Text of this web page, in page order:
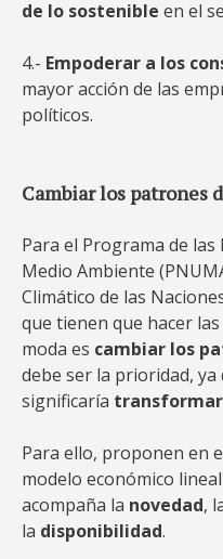
de lo sostenible en el
4.- Empoderar a los
mayor acción de las
políticos.
Cambiar los patrones
Para el Programa de
Medio Ambiente
Climático de las
que tienen que hacer
moda es cambiar los
debe ser la prioridad,
significaría
Para ello, proponen en
modelo económico
acompaña la novedad,
la disponibilidad.